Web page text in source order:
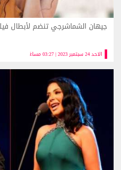
الاحد 24 سبتمبر 2023 | 03:27 مساءً
جيهان الشماشرجي تنضم لأبطال